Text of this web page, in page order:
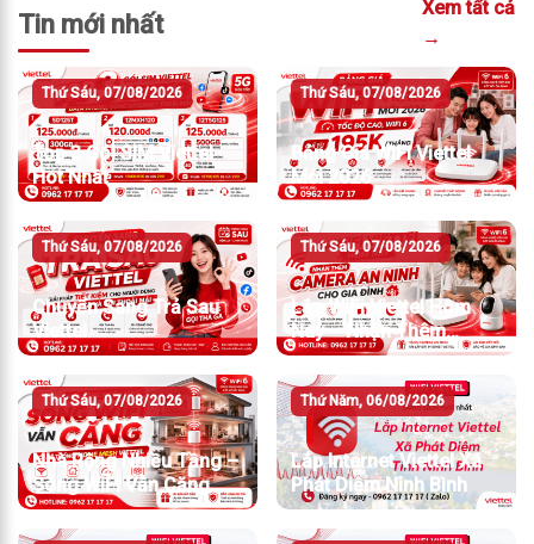
Tin mới nhất
Xem tất cả
→
Thứ Sáu, 07/08/2026
Top 3 Gói SIM Viettel
Hot Nhất
Thứ Sáu, 07/08/2026
Bảng Giá WiFi Viettel
Mới 2026
Thứ Sáu, 07/08/2026
Chuyển Sang Trả Sau
Viettel
Thứ Sáu, 07/08/2026
Lắp WiFi Viettel Hôm
Nay – Nhận Thêm
Camera An Ninh
Thứ Sáu, 07/08/2026
Nhà Rộng Nhiều Tầng –
Sóng WiFi Vẫn Căng
Thứ Năm, 06/08/2026
Lắp Internet Viettel Xã
Phát Diệm Ninh Bình